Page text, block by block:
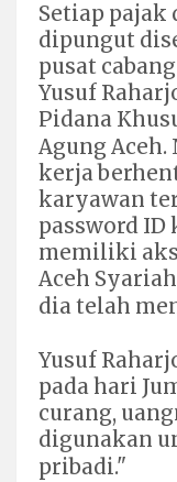
Setiap pajak
dipungut
pusat
Yusuf
Pidana
Agung Aceh.
kerja
karyawan
password
memiliki
Aceh
dia telah
Yusuf
pada hari
curang,
digunakan
pribadi."